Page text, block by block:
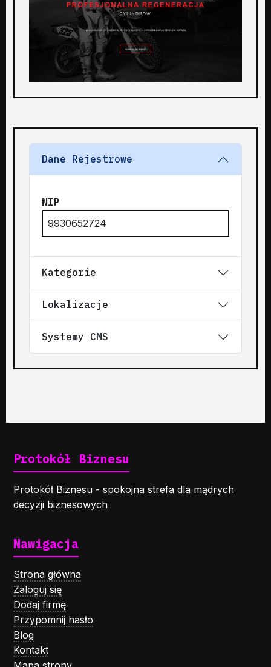
Dane Rejestrowe
NIP
9930652724
Kategorie
Lokalizacje
Systemy CMS
Protokół Biznesu
Protokół Biznesu - spokojna strefa dla mądrych
decyzji biznesowych
Nawigacja
Strona główna
Zaloguj się
Dodaj firmę
Przypomnij hasło
Blog
Kontakt